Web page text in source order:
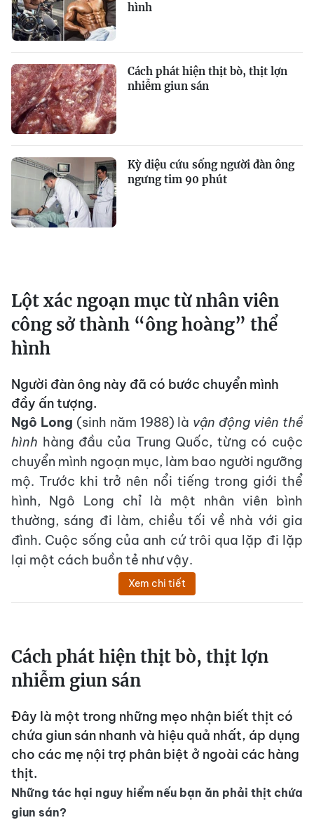
hình
Cách phát hiện thịt bò, thịt lợn
nhiễm giun sán
Kỳ diệu cứu sống người đàn ông
ngưng tim 90 phút
Lột xác ngoạn mục từ nhân viên
công sở thành “ông hoàng” thể
hình
Người đàn ông này đã có bước chuyển mình
đầy ấn tượng.
Ngô Long (sinh năm 1988) là vận động viên thể
hình hàng đầu của Trung Quốc, từng có cuộc
chuyển mình ngoạn mục, làm bao người ngưỡng
mộ. Trước khi trở nên nổi tiếng trong giới thể
hình, Ngô Long chỉ là một nhân viên bình
thường, sáng đi làm, chiều tối về nhà với gia
đình. Cuộc sống của anh cứ trôi qua lặp đi lặp
lại một cách buồn tẻ như vậy.
Xem chi tiết
Cách phát hiện thịt bò, thịt lợn
nhiễm giun sán
Đây là một trong những mẹo nhận biết thịt có
chứa giun sán nhanh và hiệu quả nhất, áp dụng
cho các mẹ nội trợ phân biệt ở ngoài các hàng
thịt.
Những tác hại nguy hiểm nếu bạn ăn phải thịt chứa
giun sán?